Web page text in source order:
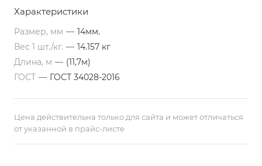
Характеристики
Размер, мм — 14мм.
Вес 1 шт./кг. — 14.157 кг
Длина, м — (11,7м)
ГОСТ — ГОСТ 34028-2016
Цена действительна только для сайта и может отличаться
от указанной в прайс-листе